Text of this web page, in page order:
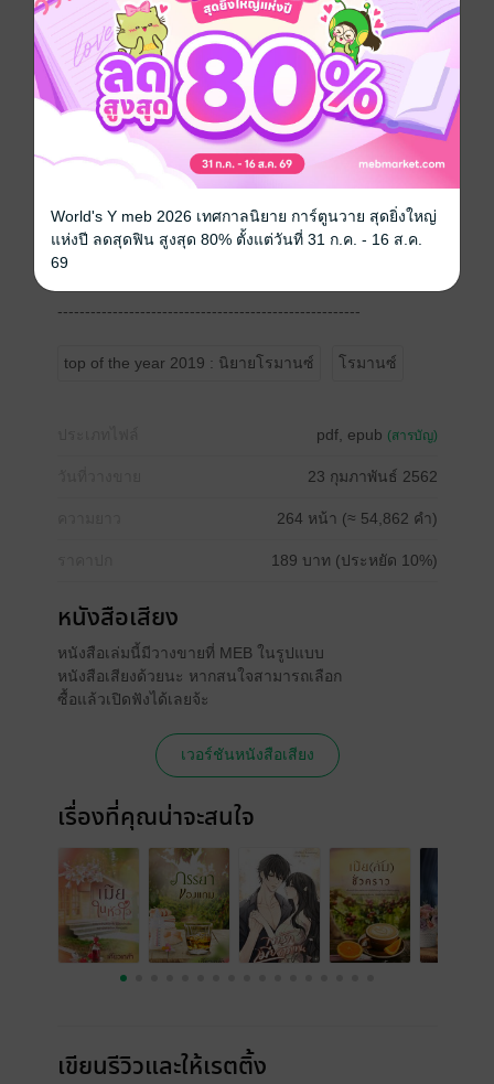
ไม่ใช่ความแค้น ส่วนพฤกษ์หยุดชะงัก จากนั้นทำท่าราวกับ
ขบคิด ก่อนจะเอ่ยประโยคที่บาดลึกจิตใจ
“ไว้ฉันจะแกล้งรักลูกของเธอนะกัน”
“คุณพฤกษ์...อื้อ”
ช่างโหดร้ายเหลือเกิน นัยน์ตาแสนจะตัดพ้อ แต่ไม่ทันได้
ปริปากใดๆ อีกก็ถูกเขาจู่โจมด้วยความหวานปนขมที่อม
ด้วยความโศก
โหลดตัวอย่างอ่าน ก่อนที่จะตัดสินใจซื้อนะคะ
-เกี้ยวเกล้า-
-------------------------------------------------------
top of the year 2019 : นิยายโรมานซ์ โรมานซ์
pdf, epub (สารบัญ)
23 กุมภาพันธ์ 2562
264 หน้า (≈ 54,862 คำ)
189 บาท (ประหยัด 10%)
หนังสือเสียง
หนังสือเล่มนี้มีวางขายที่ MEB ในรูปแบบ
หนังสือเสียงด้วยนะ หากสนใจสามารถเลือก
ซื้อแล้วเปิดฟังได้เลยจ้ะ
เวอร์ชันหนังสือเสียง
เรื่องที่คุณน่าจะสนใจ
เขียนรีวิวและให้เรตติ้ง
World's Y meb 2026 เทศกาลนิยาย การ์ตูนวาย สุดยิ่งใหญ่
แห่งปี ลดสุดฟิน สูงสุด 80% ตั้งแต่วันที่ 31 ก.ค. - 16 ส.ค.
69